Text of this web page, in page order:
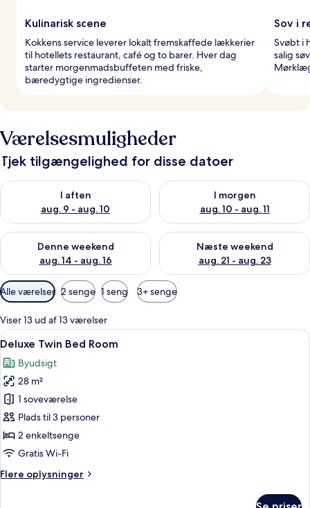
Kulinarisk scene
Kokkens service leverer lokalt fremskaffede lækkerier
til hotellets restaurant, café og to barer. Hver dag
starter morgenmadsbuffeten med friske,
bæredygtige ingredienser.
Sov i
Svøbt i
salig
Værelsesmuligheder
Tjek tilgængelighed for disse datoer
I aften
aug. 9 - aug. 10
Tjek tilgængelighed for i aften aug. 9 - aug. 10
I morgen
aug. 10 - aug. 11
Tjek tilgængelighed for i
Denne weekend
aug. 14 - aug. 16
Tjek tilgængelighed for denne weekend aug. 14 - aug. 16
Næste weekend
aug. 21 - aug. 23
Tjek tilgængelighed for næste
Tilgængelige
filtre
for
værelser
Alle værelser 2 senge 1 seng 3+ senge
Viser 13 ud af 13 værelser
Indlæs
alle
billeder
af
Deluxe
Twin
Bed
Room
Et hotelværelse med to senge, et
7
Deluxe Twin Bed Room
Byudsigt
28 m²
1 soveværelse
Plads til 3 personer
2 enkeltsenge
Gratis Wi-Fi
Flere oplysninger
Flere